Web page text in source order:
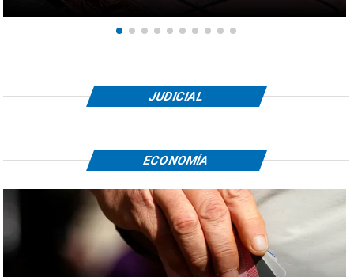
JUDICIAL
ECONOMÍA